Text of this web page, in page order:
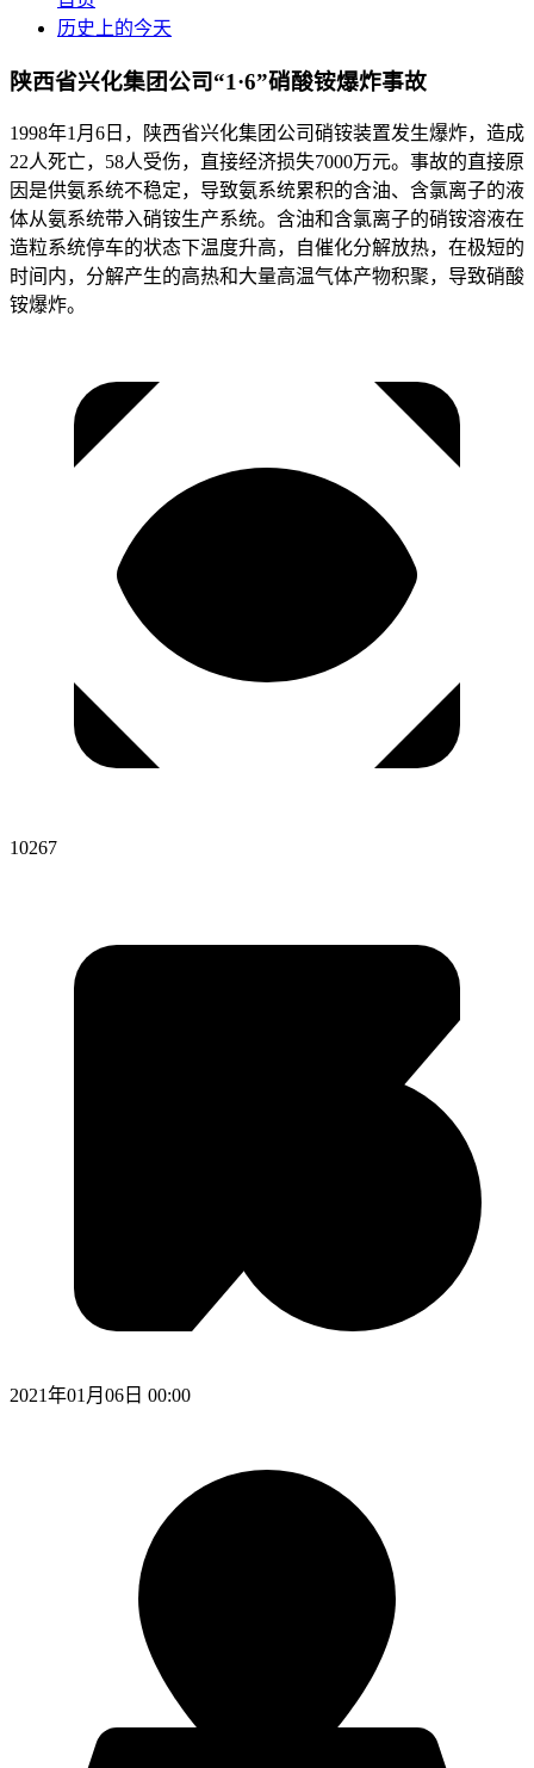
历史上的今天
陕西省兴化集团公司“1·6”硝酸铵爆炸事故
1998年1月6日，陕西省兴化集团公司硝铵装置发生爆炸，造成
22人死亡，58人受伤，直接经济损失7000万元。事故的直接原
因是供氨系统不稳定，导致氨系统累积的含油、含氯离子的液
体从氨系统带入硝铵生产系统。含油和含氯离子的硝铵溶液在
造粒系统停车的状态下温度升高，自催化分解放热，在极短的
时间内，分解产生的高热和大量高温气体产物积聚，导致硝酸
铵爆炸。
10267
2021年01月06日 00:00